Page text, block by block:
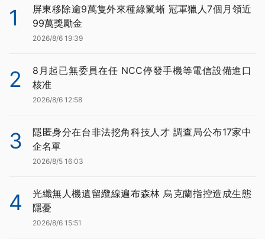
1
屏東移除逾9萬隻外來種綠鬣蜥 冠軍獵人7個月領近
99萬獎勵金
2026/8/6 19:39
2
8月起已無委員在任 NCC停發手機等電信設備進口
核准
2026/8/6 12:58
3
隱匿身分在台非法挖角科技人才 調查局公布17家中
企名單
2026/8/5 16:03
4
光纖無人機遺留纜線遍布森林 烏克蘭指控造成生態
隱憂
2026/8/6 15:51